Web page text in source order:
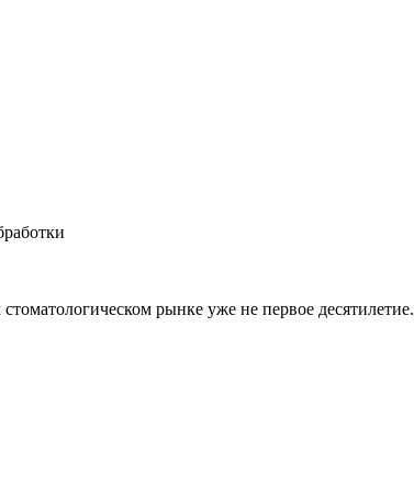
рынке уже не первое десятилетие.